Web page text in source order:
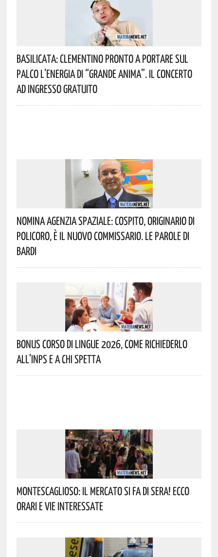
Basilicata: Clementino Pronto A Portare Sul
Palco L’energia Di “Grande Anima”. Il Concerto
Ad Ingresso Gratuito
Nomina Agenzia Spaziale: Cospito, Originario Di
Policoro, È Il Nuovo Commissario. Le Parole Di
Bardi
Bonus Corso Di Lingue 2026, Come Richiederlo
All’INPS E A Chi Spetta
Montescaglioso: Il Mercato Si Fa Di Sera! Ecco
Orari E Vie Interessate